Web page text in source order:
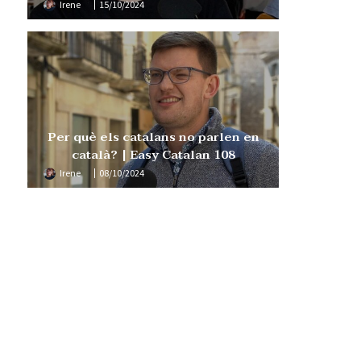
Irene 15/10/2024
Per què els catalans no parlen en
català? | Easy Catalan 108
Irene 08/10/2024